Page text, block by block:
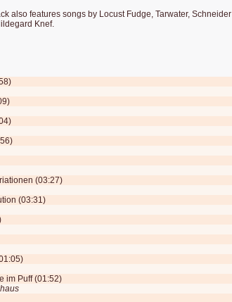
also features songs by Locust Fudge, Tarwater, Schneider
Knef.
(03:27)
(03:31)
im Puff (01:52)